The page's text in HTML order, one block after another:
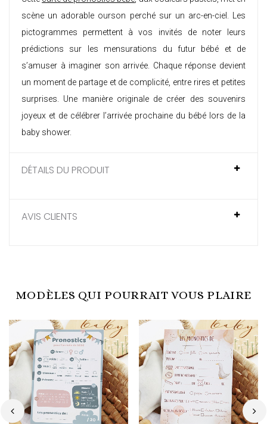
scène un adorable ourson perché sur un arc-en-ciel. Les
pictogrammes permettent à vos invités de noter leurs
prédictions sur les mensurations du futur bébé et de
s’amuser à imaginer son arrivée. Chaque réponse devient
un moment de partage et de complicité, entre rires et petites
surprises. Une manière originale de créer des souvenirs
joyeux et de célébrer l’arrivée prochaine du bébé lors de la
baby shower.
DÉTAILS DU PRODUIT
AVIS CLIENTS
MODÈLES QUI POURRAIT VOUS PLAIRE